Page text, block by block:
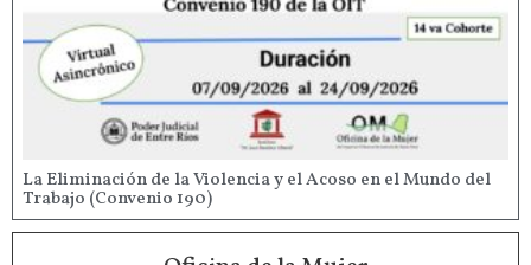
La Eliminación de la Violencia y el Acoso en el Mundo del
Trabajo (Convenio 190)